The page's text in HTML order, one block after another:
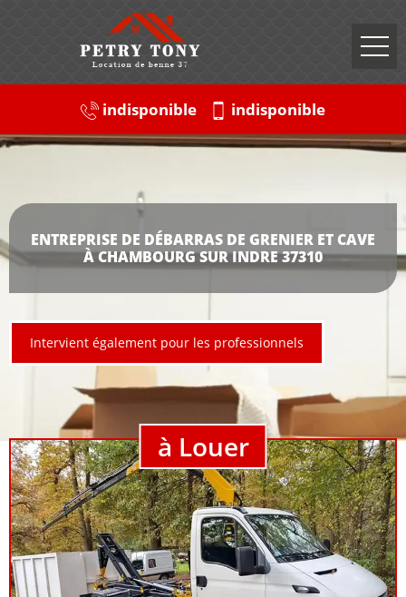
indisponible indisponible
ENTREPRISE DE DÉBARRAS DE GRENIER ET CAVE
À CHAMBOURG SUR INDRE 37310
Intervient également pour les professionnels
à Louer